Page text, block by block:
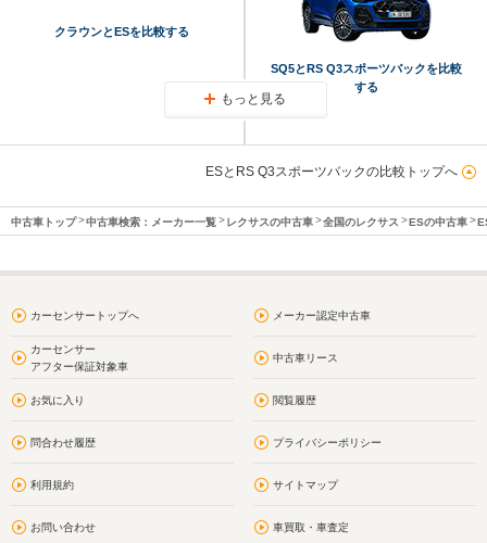
クラウンとESを比較する
SQ5とRS Q3スポーツバックを比較
する
もっと見る
ESとRS Q3スポーツバックの比較トップへ
中古車トップ 中古車検索：メーカー一覧 レクサスの中古車 全国のレクサス ESの中古車
カーセンサートップへ メーカー認定中古車
カーセンサー
アフター保証対象車
中古車リース
お気に入り 閲覧履歴
問合わせ履歴 プライバシーポリシー
利用規約 サイトマップ
お問い合わせ 車買取・車査定